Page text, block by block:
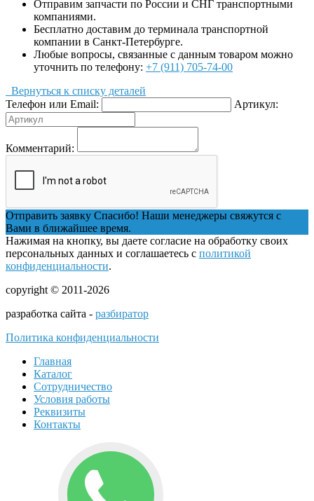
Отправим запчасти по России и СНГ транспортными
компаниями.
Бесплатно доставим до терминала транспортной
компании в Санкт-Петербурге.
Любые вопросы, связанные с данным товаром можно
уточнить по телефону: +7 (911) 705-74-00
Вернуться к списку деталей
Телефон или Email:
Артикул:
Комментарий:
Отправить заявку Спасибо! Наши менеджеры свяжутся с
Вами в ближайшее время.
Нажимая на кнопку, вы даете согласие на обработку своих
персональных данных и соглашаетесь с политикой
конфиденциальности.
copyright © 2011-2026
разработка сайта - разбиратор
Политика конфиденциальности
Главная
Каталог
Сотрудничество
Условия работы
Реквизиты
Контакты